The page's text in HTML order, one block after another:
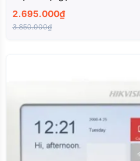
2.695.000₫
3.850.000₫